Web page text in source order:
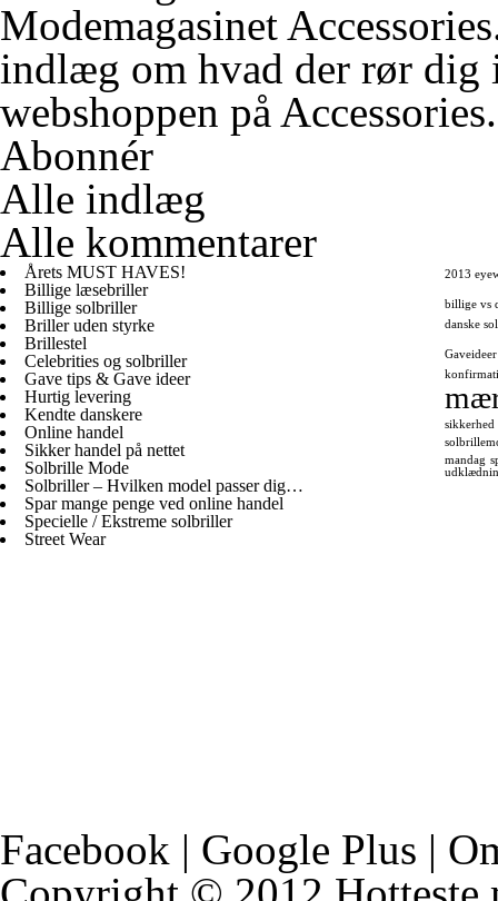
Modemagasinet
indlæg om hvad der rør dig
webshoppen på
Abonnér
Alle indlæg
Alle kommentarer
Årets MUST HAVES!
Billige læsebriller
Billige solbriller
Briller uden styrke
Brillestel
Celebrities og solbriller
Gave tips & Gave ideer
Hurtig levering
Kendte danskere
Online handel
Sikker handel på nettet
Solbrille Mode
Solbriller – Hvilken model passer dig…
Spar mange penge ved online handel
Specielle / Ekstreme solbriller
Street Wear
2013
billige vs
danske
Gaveideer
sikkerhed
mandag
Facebook | Google Plus |